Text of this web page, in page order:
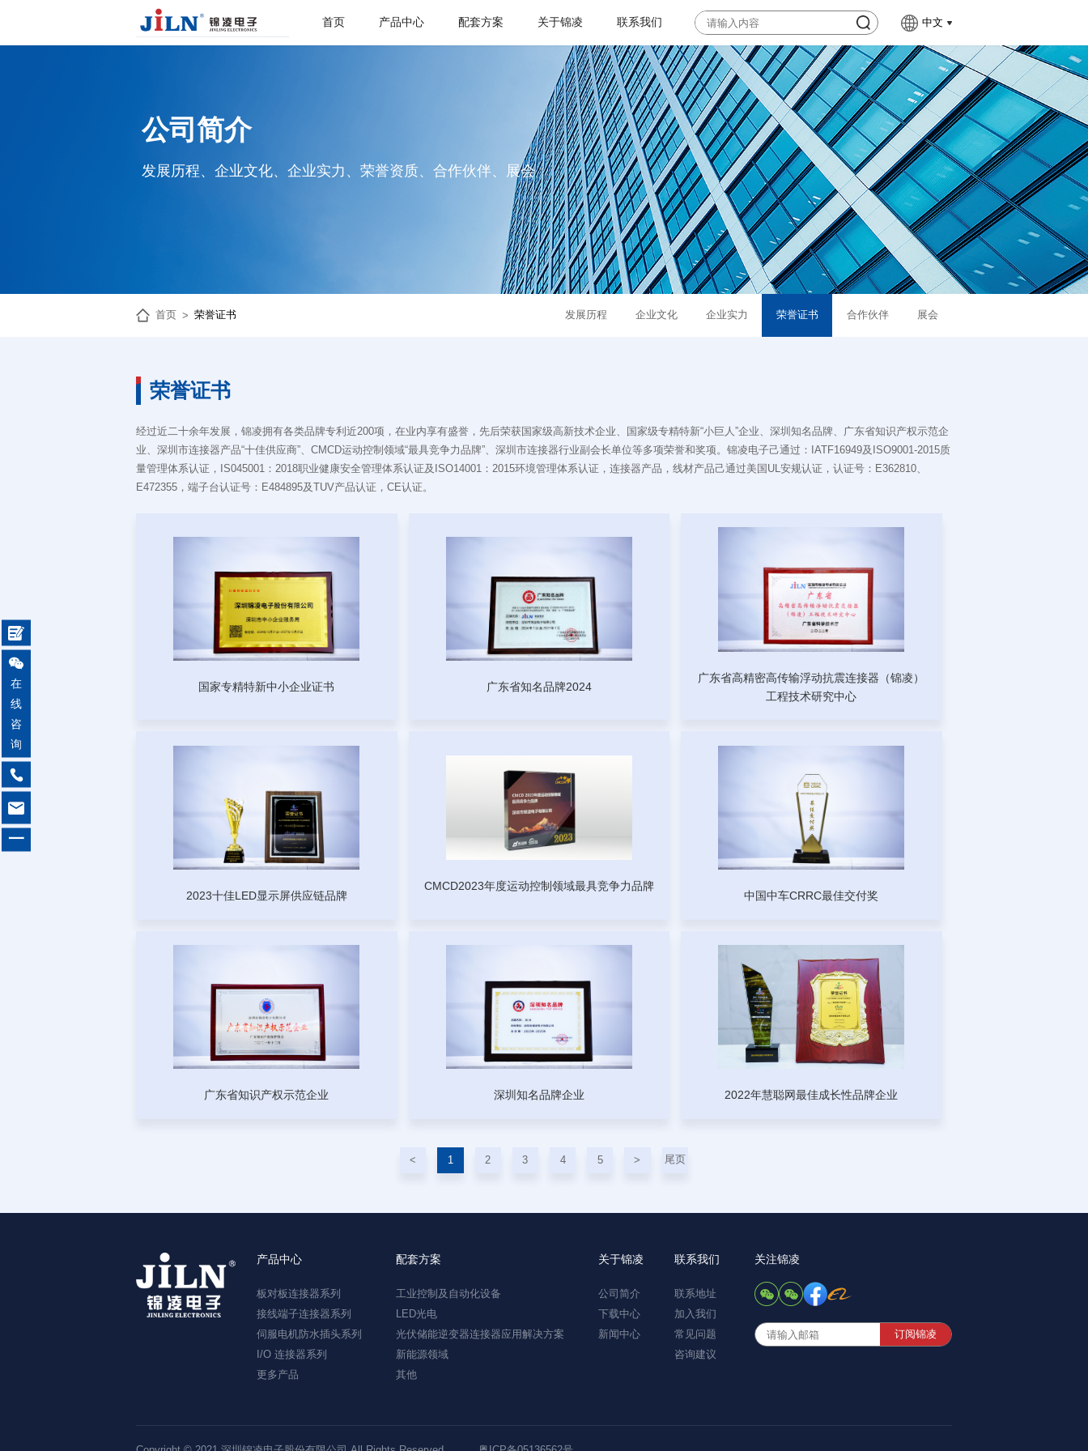
首页 产品中心
I/O 连接器系列
压线连接器系列
伺服电机连接器系
插卡式连接器系列
板对板连接器系列
板对板连接器 YFCS公母座连接器
浮动式板对板连接
器
E型连接器
高速平面板对板连
接器
配套方案
光伏储能逆变器
新能源领域
其他
关于锦凌 联系我们
联系地址
加入我们
常见问题
咨询建议
中文
公司简介
发展历程、企业文化、企业实力、荣誉资质、合作伙伴、展会
首页 > 荣誉证书 发展历程 企业文化 企业实力 荣誉证书 合作伙伴 展会
荣誉证书
经过近二十余年发展，锦凌拥有各类品牌专利近200项，在业内享有盛誉，先后荣获国家级高新技术企业、国家级专精特新“小巨人”企业、深圳知名品牌、广东省知识产权示范企
业、深圳市连接器产品“十佳供应商”、CMCD运动控制领域“最具竞争力品牌”、深圳市连接器行业副会长单位等多项荣誉和奖项。锦凌电子己通过：IATF16949及ISO9001-2015质
量管理体系认证，IS045001：2018职业健康安全管理体系认证及ISO14001：2015环境管理体系认证，连接器产品，线材产品己通过美国UL安规认证，认证号：E362810、
E472355，端子台认证号：E484895及TUV产品认证，CE认证。
国家专精特新中小企业证书 广东省知名品牌2024
广东省高精密高传输浮动抗震连接器（锦凌）
工程技术研究中心
2023十佳LED显示屏供应链品牌
CMCD2023年度运动控制领域最具竞争力品牌
中国中车CRRC最佳交付奖
广东省知识产权示范企业 深圳知名品牌企业 2022年慧聪网最佳成长性品牌企业
< 1 2 3 4 5 > 尾页
产品中心
板对板连接器系列
接线端子连接器系列
伺服电机防水插头系列
I/O 连接器系列
更多产品
配套方案
工业控制及自动化设备
LED光电
光伏储能逆变器连接器应用解决方案
新能源领域
其他
关于锦凌
公司简介
下载中心
新闻中心
联系我们
联系地址
加入我们
常见问题
咨询建议
关注锦凌
订阅锦凌


在
线
咨
询


一